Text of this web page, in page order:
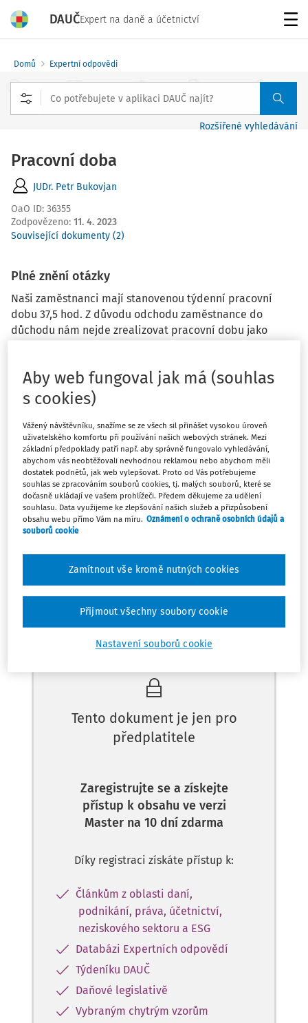
DAUČExpert na daně a účetnictví
Domů Expertní odpovědi
Rozšířené vyhledávání
Pracovní doba
JUDr. Petr Bukovjan
OaO ID: 36355
Zodpovězeno: 11. 4. 2023
Související dokumenty (2)
Plné znění otázky
Naši zaměstnanci mají stanovenou týdenní pracovní
dobu 37,5 hod. Z důvodu odchodu zaměstnance do
důchodu nám nejde zrealizovat pracovní dobu jako
hod. ráno a končí v 18:00 hod. večer, druhá směna začne
v ponděí v 18:00 hod. a končí ve čtvrtek v 6:00 hod. ráno,
první směna takto realizuje po sobě čtyři 12hodinové
pracovní dny, tzn. končí ve čtvrtek v 18:00 hod., druhá
směna po sobě realizuje tři 12hodinové dny, tzn. končí ve
čtvrtek v 6:00 hod. ráno, další pracovní týden se směny
prohodí, tj. první směna odpracuje 3 noční dvanáctky a
druhá směna 4 ranní a takto by to pokračovaloa dále. Je
to takto možné z hlediska pracovního práva?
Odpověď
Tento dokument je jen pro
předplatitele
Zaregistrujte se a získejte
přístup k obsahu ve verzi
Master na 10 dní zdarma
Díky registraci získáte přístup k:
Článkům z oblasti daní,
podnikání, práva, účetnictví,
neziskového sektoru a ESG
Databázi Expertních odpovědí
Týdeníku DAUČ
Daňové legislativě
Vybraným chytrým vzorům
Aby web fungoval jak má (souhlas
s cookies)
Vážený návštěvníku, snažíme se ze všech sil přinášet vysokou úroveň
uživatelského komfortu při používání našich webových stránek. Mezi
základní předpoklady patří např. aby správně fungovalo vyhledávání,
abychom vás neobtěžovali nevhodnou reklamou nebo abychom měli
dostatek podnětů, jak web vylepšovat. Proto od Vás potřebujeme
souhlas se zpracováním souborů cookies, tj. malých souborů, které se
dočasně ukládají ve vašem prohlížeči. Předem děkujeme za udělení
souhlasu. Data využijeme ke zlepšování našich služeb a přizpůsobení
obsahu webu přímo Vám na míru. Oznámení o ochraně osobních údajů a
souborů cookie
Nastavení souborů cookie
Zamítnout vše kromě nutných cookies
Přijmout všechny soubory cookie